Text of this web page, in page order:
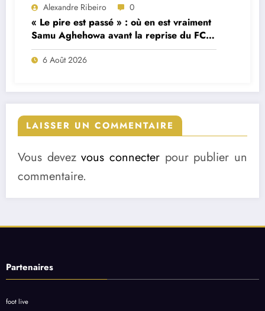
Alexandre Ribeiro 0
« Le pire est passé » : où en est vraiment
Samu Aghehowa avant la reprise du FC
Porto ?
6 Août 2026
LAISSER UN COMMENTAIRE
Vous devezvous connecter pour publier un
commentaire.
Partenaires
foot live